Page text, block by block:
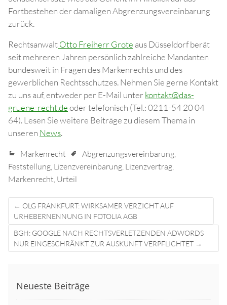
Fortbestehen der damaligen Abgrenzungsvereinbarung
zurück.
RechtsanwaltOtto Freiherr Grote aus Düsseldorf berät
seit mehreren Jahren persönlich zahlreiche Mandanten
bundesweit in Fragen des Markenrechts und des
gewerblichen Rechtsschutzes. Nehmen Sie gerne Kontakt
zu uns auf, entweder per E-Mail unter kontakt@das-
gruene-recht.deoder telefonisch (Tel.: 0211-54 20 04
64). Lesen Sie weitere Beiträge zu diesem Thema in
unseren News.
Markenrecht Abgrenzungsvereinbarung,
Feststellung, Lizenzvereinbarung, Lizenzvertrag,
Markenrecht, Urteil
Post
navigation
← OLG FRANKFURT: WIRKSAMER VERZICHT AUF
URHEBERNENNUNG IN FOTOLIA AGB
BGH: GOOGLE NACH RECHTSVERLETZENDEN ADWORDS
NUR EINGESCHRÄNKT ZUR AUSKUNFT VERPFLICHTET →
Neueste Beiträge